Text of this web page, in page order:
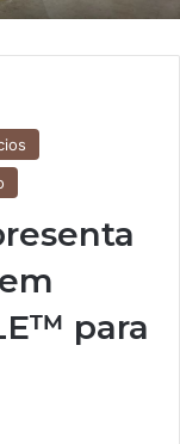
para